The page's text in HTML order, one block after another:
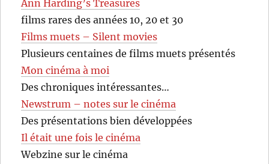
Ann Harding’s Treasures
films rares des années 10, 20 et 30
Films muets – Silent movies
Plusieurs centaines de films muets présentés
Mon cinéma à moi
Des chroniques intéressantes…
Newstrum – notes sur le cinéma
Des présentations bien développées
Il était une fois le cinéma
Webzine sur le cinéma